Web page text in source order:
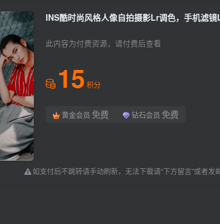
INS酷时尚风格人像自拍摄影Lr调色，手机滤
此内容为付费资源，请付费后查看
15 积分
黄金会员 免费 钻石会员 免费
如支付后不跳转请手动刷新，无法下载请“下方留言”或者发